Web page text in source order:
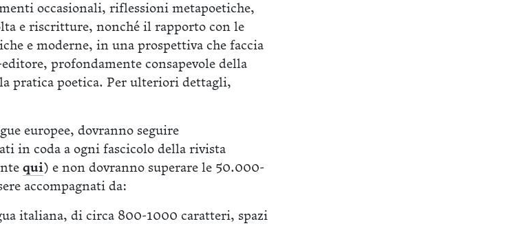
occasionali, riflessioni metapoetiche,
e riscritture, nonché il rapporto con le
e moderne, in una prospettiva che faccia
profondamente consapevole della
pratica poetica. Per ulteriori dettagli,
europee, dovranno seguire
in coda a ogni fascicolo della rivista
qui) e non dovranno superare le 50.000-
accompagnati da:
italiana, di circa 800-1000 caratteri, spazi